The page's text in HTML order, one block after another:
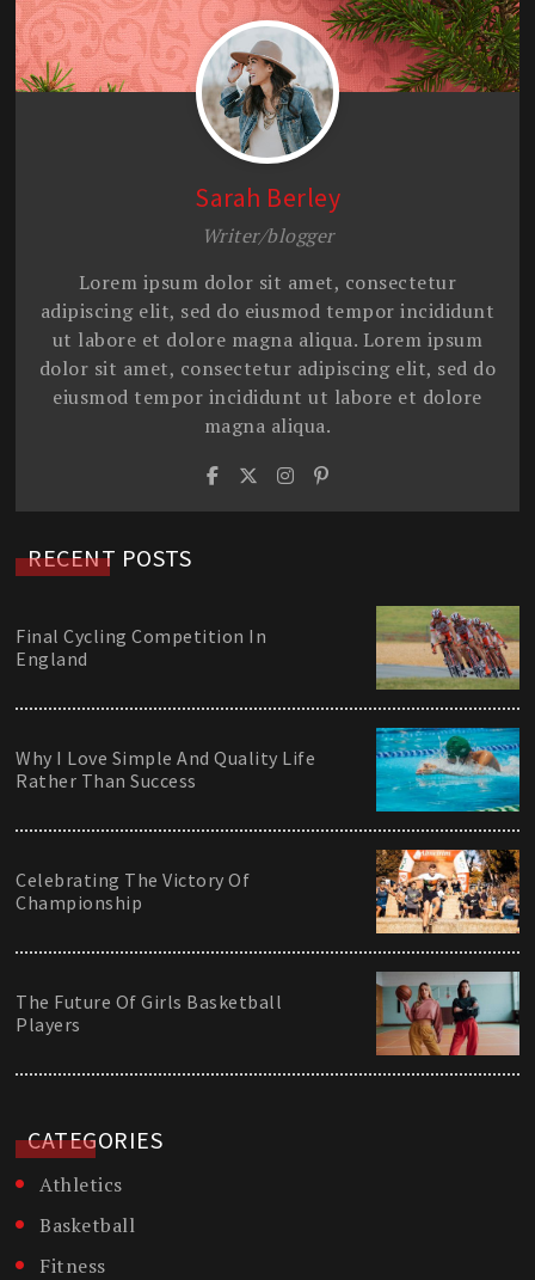
Sarah Berley
Writer/blogger
Lorem ipsum dolor sit amet, consectetur
adipiscing elit, sed do eiusmod tempor incididunt
ut labore et dolore magna aliqua. Lorem ipsum
dolor sit amet, consectetur adipiscing elit, sed do
eiusmod tempor incididunt ut labore et dolore
magna aliqua.
RECENT POSTS
Final Cycling Competition In
England
Why I Love Simple And Quality Life
Rather Than Success
Celebrating The Victory Of
Championship
The Future Of Girls Basketball
Players
CATEGORIES
Athletics
Basketball
Fitness